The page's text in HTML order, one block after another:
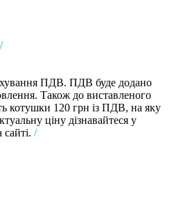
/
ПДВ. ПДВ буде додано
Також до виставленого
котушки 120 грн із ПДВ, на яку
ціну дізнавайтеся у
/